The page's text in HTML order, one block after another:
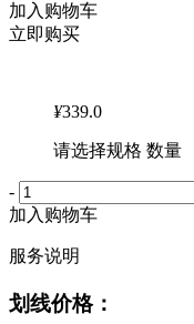
加入购物车
立即购买
¥339.0
请选择规格 数量
-
加入购物车
服务说明
划线价格：